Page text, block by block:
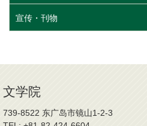
宣传・刊物
文学院
739-8522 东广岛市镜山1-2-3